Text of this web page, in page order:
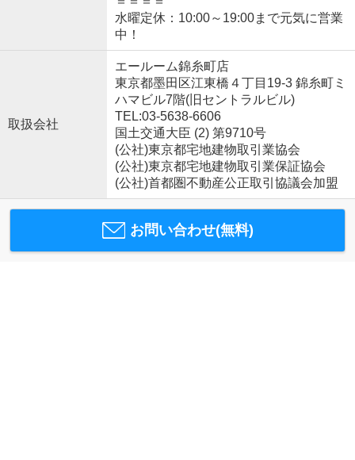
水曜定休：10:00～19:00まで元気に営業
中！
取扱会社
エールーム錦糸町店
東京都墨田区江東橋４丁目19-3 錦糸町ミ
ハマビル7階(旧セントラルビル)
TEL:03-5638-6606
国土交通大臣 (2) 第9710号
(公社)東京都宅地建物取引業協会
(公社)東京都宅地建物取引業保証協会
(公社)首都圏不動産公正取引協議会加盟
お問い合わせ(無料)